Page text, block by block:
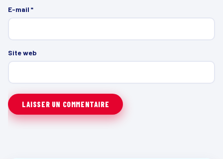
E-mail *
Site web